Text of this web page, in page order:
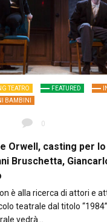
TEATRO FEATURED
BAMBINI
0
Orwell, casting per
Bruschetta,
è alla ricerca di attori e
teatrale dal titolo
vedrà…